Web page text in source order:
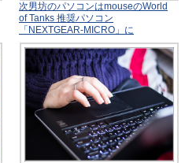
次男坊のパソコンはmouseのWorld
of Tanks 推奨パソコン
「NEXTGEAR-MICRO」に